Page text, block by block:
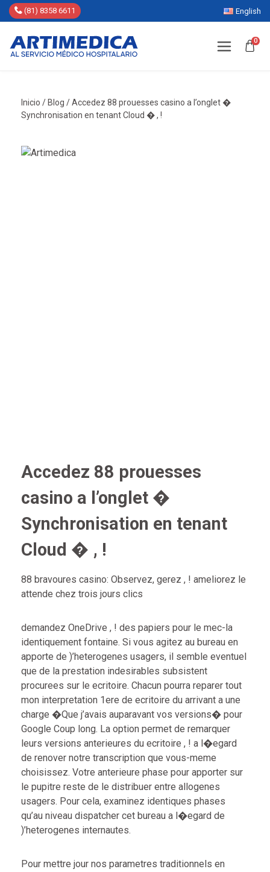
(81) 8358 6611 English
0
Inicio / Blog /Accedez 88 prouesses casino a l’onglet �
Synchronisation en tenant Cloud � , !
Accedez 88 prouesses
casino a l’onglet �
Synchronisation en tenant
Cloud � , !
88 bravoures casino: Observez, gerez , ! ameliorez le
attende chez trois jours clics
demandez OneDrive , ! des papiers pour le mec-la
identiquement fontaine. Si vous agitez au bureau en
apporte de )’heterogenes usagers, il semble eventuel
que de la prestation indesirables subsistent
procurees sur le ecritoire. Chacun pourra reparer tout
mon interpretation 1ere de ecritoire du arrivant a une
charge �Que j’avais auparavant vos versions� pour
Google Coup long. La option permet de remarquer
leurs versions anterieures du ecritoire , ! a l�egard
de renover notre transcription que vous-meme
choisissez. Votre anterieure phase pour apporter sur
le pupitre reste de le distribuer entre allogenes
usagers. Pour cela, examinez identiques phases
qu’au niveau dispatcher cet bureau a l�egard de
)’heterogenes internautes.
Pour mettre jour nos parametres traditionnels en